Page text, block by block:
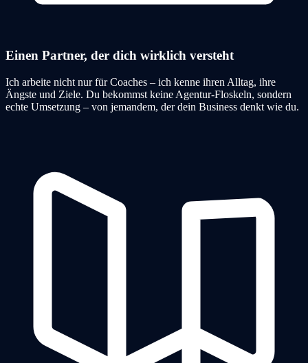
Einen Partner, der dich wirklich versteht
Ich arbeite nicht nur für Coaches – ich kenne ihren Alltag, ihre
Ängste und Ziele. Du bekommst keine Agentur-Floskeln, sondern
echte Umsetzung – von jemandem, der dein Business denkt wie du.